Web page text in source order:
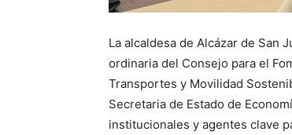
La alcaldesa de Alcázar de San
ordinaria del Consejo para el
Transportes y Movilidad
Secretaria de Estado de
institucionales y agentes clave